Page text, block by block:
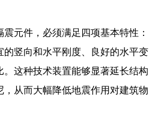
元件，必须满足四项基本特性：
的竖向和水平刚度、良好的水平变
这种技术装置能够显著延长结构
，从而大幅降低地震作用对建筑物